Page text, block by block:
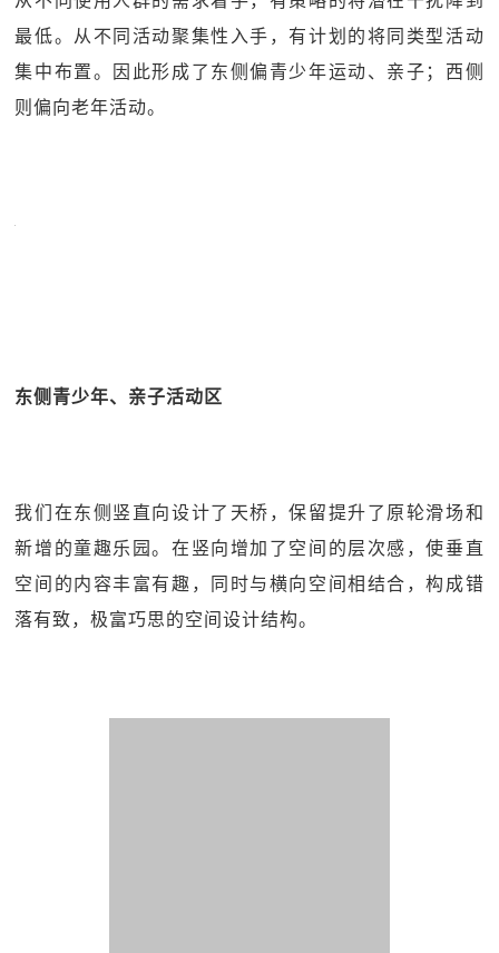
最低。从不同活动聚集性入手，有计划的将同类型活动
集中布置。因此形成了东侧偏青少年运动、亲子；西侧
则偏向老年活动。
东侧青少年、亲子活动区
我们在东侧竖直向设计了天桥，保留提升了原轮滑场和
新增的童趣乐园。在竖向增加了空间的层次感，使垂直
空间的内容丰富有趣，同时与横向空间相结合，构成错
落有致，极富巧思的空间设计结构。